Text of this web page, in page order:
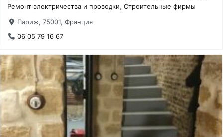
Ремонт электричества и проводки,Строительные фирмы
Париж, 75001, Франция
06 05 79 16 67